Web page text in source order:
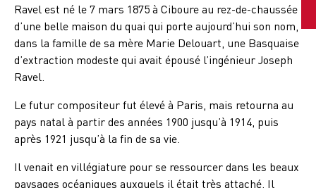
Ravel est né le 7 mars 1875 à Ciboure au rez-de-chaussée
d’une belle maison du quai qui porte aujourd’hui son nom,
dans la famille de sa mère Marie Delouart, une Basquaise
d’extraction modeste qui avait épousé l’ingénieur Joseph
Ravel.
Le futur compositeur fut élevé à Paris, mais retourna au
pays natal à partir des années 1900 jusqu’à 1914, puis
après 1921 jusqu’à la fin de sa vie.
Il venait en villégiature pour se ressourcer dans les beaux
paysages océaniques auxquels il était très attaché. Il